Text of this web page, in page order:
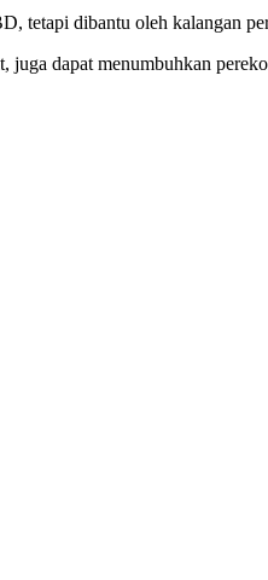
tetapi dibantu oleh kalangan
dapat menumbuhkan